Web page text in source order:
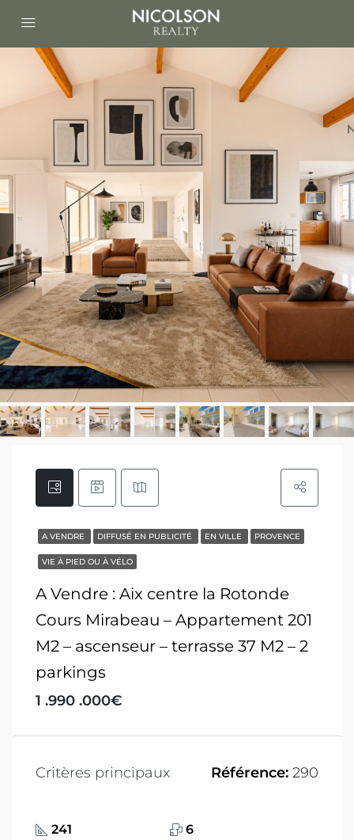
A VENDRE DIFFUSÉ EN PUBLICITÉ EN VILLE PROVENCE
VIE À PIED OU À VÉLO
A Vendre : Aix centre la Rotonde
Cours Mirabeau – Appartement 201
M2 – ascenseur – terrasse 37 M2 – 2
parkings
1 .990 .000€
Critères principaux Référence: 290
241 6